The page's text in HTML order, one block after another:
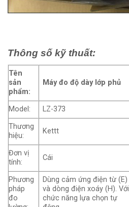
Thông số kỹ thuất:
Tên
sản
phẩm:
Máy đo độ dày lớp phủ
Model:
LZ-373
Thương
hiệu:
Kettt
Đơn vị
tính:
Cái
Phương
pháp
đo
Dùng cảm ứng điện từ (E)
và dòng điện xoáy (H). Với
chức năng lựa chọn tự